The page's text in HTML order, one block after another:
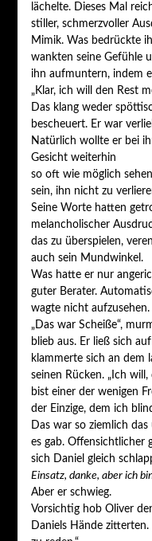
lächelte. Dieses Mal
stiller, schmerzvoller
Mimik. Was bedrückte
wankten seine Gefühle
ihn aufmuntern, indem
„Klar, ich will den Rest
Das klang weder
bescheuert. Er war
Natürlich wollte er bei
Gesicht weiterhin
so oft wie möglich
sein, ihn nicht zu
Seine Worte hatten
melancholischer
das zu überspielen,
auch sein Mundwinkel.
Was hatte er nur
guter Berater.
wagte nicht aufzusehen.
„Das war Scheiße“,
blieb aus. Er ließ sich
klammerte sich an dem
seinen Rücken. „Ich
bist einer der wenigen
der Einzige, dem ich
Das war so ziemlich
es gab. Offensichtlicher
sich Daniel gleich
Einsatz, danke, aber ich
Aber er schwieg.
Vorsichtig hob Oliver
Daniels Hände